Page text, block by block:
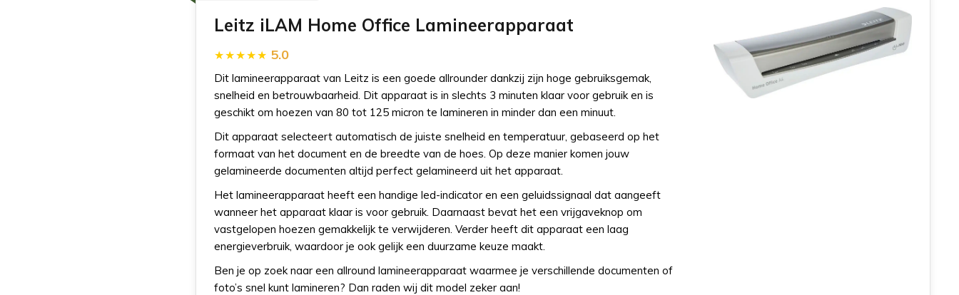
Leitz iLAM Home Office Lamineerapparaat
5.0
Dit lamineerapparaat van Leitz is een goede allrounder dankzij zijn hoge gebruiksgemak,
snelheid en betrouwbaarheid. Dit apparaat is in slechts 3 minuten klaar voor gebruik en is
geschikt om hoezen van 80 tot 125 micron te lamineren in minder dan een minuut.
Dit apparaat selecteert automatisch de juiste snelheid en temperatuur, gebaseerd op het
formaat van het document en de breedte van de hoes. Op deze manier komen jouw
gelamineerde documenten altijd perfect gelamineerd uit het apparaat.
Het lamineerapparaat heeft een handige led-indicator en een geluidssignaal dat aangeeft
wanneer het apparaat klaar is voor gebruik. Daarnaast bevat het een vrijgaveknop om
vastgelopen hoezen gemakkelijk te verwijderen. Verder heeft dit apparaat een laag
energieverbruik, waardoor je ook gelijk een duurzame keuze maakt.
Ben je op zoek naar een allround lamineerapparaat waarmee je verschillende documenten of
foto’s snel kunt lamineren? Dan raden wij dit model zeker aan!